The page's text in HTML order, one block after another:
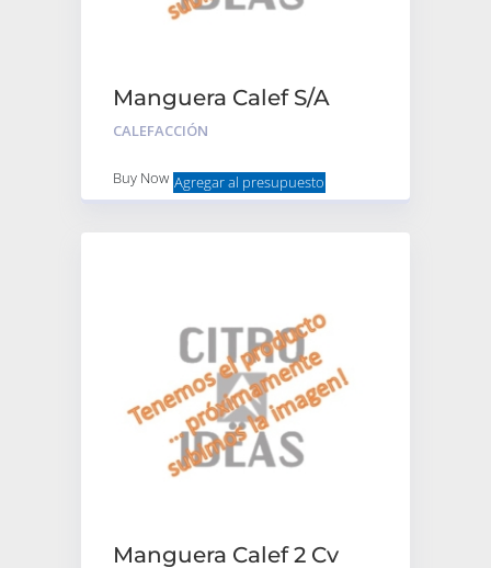
Manguera Calef S/A
Salida Guard
CALEFACCIÓN
Buy Now Agregar al presupuesto
Manguera Calef 2 Cv